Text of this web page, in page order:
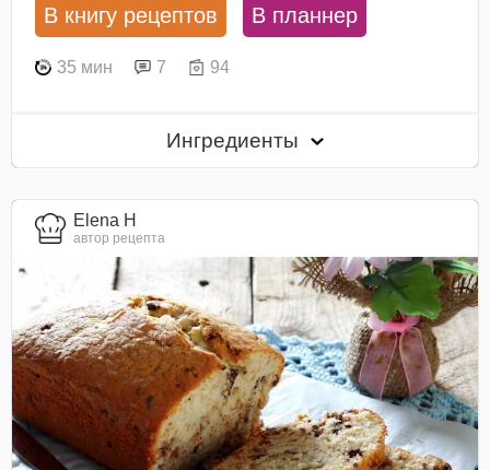
В книгу рецептов В планнер
35 мин 7 94
Ингредиенты
Elena H
автор рецепта